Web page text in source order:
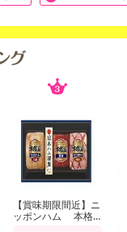
経過措置期間の終
さい。なお、本理由
応いたしかねます。
ん決済)、ソフトバン
Pay、Amazon Pa
【賞味期限間近】ニ
ッポンハム 本格